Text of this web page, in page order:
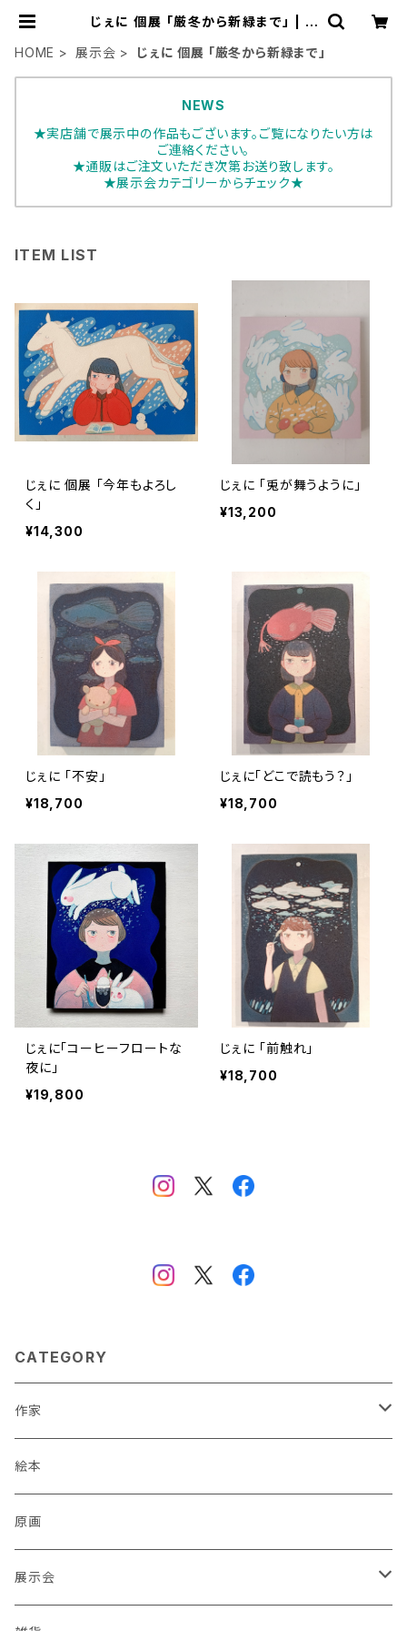
じぇに 個展 「厳冬から新緑まで」 | A
HOME
展示会 じぇに 個展 「厳冬から新緑まで」
NEWS
★実店舗で展示中の作品もございます。ご覧になりたい方は
ご連絡ください。
★通販はご注文いただき次第お送り致します。
★展示会カテゴリーからチェック★
ITEM LIST
じぇに 個展 「今年もよろし
く」
¥14,300
じぇに 「兎が舞うように」
¥13,200
じぇに 「不安」
¥18,700
じぇに「どこで読もう？」
¥18,700
じぇに「コーヒーフロートな
夜に」
¥19,800
じぇに 「前触れ」
¥18,700
CATEGORY
作家
蒼川わか
あきやまりか
ashika
絵本
原画
展示会